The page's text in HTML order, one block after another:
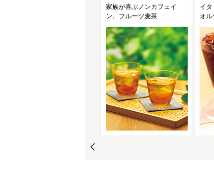
イタリアの麦茶
オルヅォ、はじめよう！